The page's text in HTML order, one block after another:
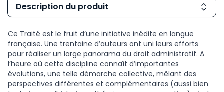
Description du produit
Ce Traité est le fruit d’une initiative inédite en langue
française. Une trentaine d’auteurs ont uni leurs efforts
pour réaliser un large panorama du droit administratif. A
l’heure où cette discipline connaît d’importantes
évolutions, une telle démarche collective, mêlant des
perspectives différentes et complémentaires (aussi bien